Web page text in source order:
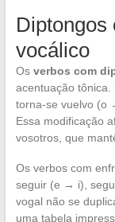
Diptongos
vocálico
Os verbos com
acentuação
torna-se vuelvo (o
Essa modificação
vosotros, que
Os verbos com
seguir (e → i),
vogal não se
uma tabela